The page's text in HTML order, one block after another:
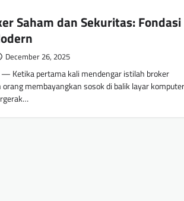
Saham dan Sekuritas: Fondasi
December 26, 2025
Ketika pertama kali mendengar istilah broker
orang membayangkan sosok di balik layar komputer